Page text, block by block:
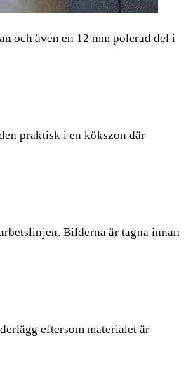
och även en 12 mm polerad del i
praktisk i en kökszon där
Bilderna är tagna innan
eftersom materialet är